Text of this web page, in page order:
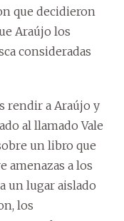
que decidieron
Araújo los
consideradas
rendir a Araújo y
al llamado Vale
un libro que
amenazas a los
un lugar aislado
los